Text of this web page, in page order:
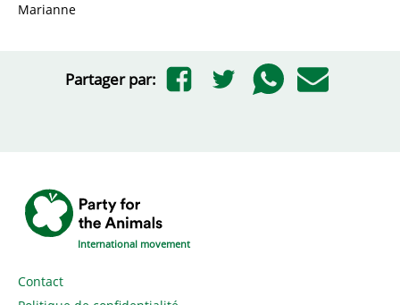
Marianne
Partager par:
International movement
Contact